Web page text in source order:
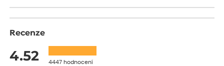
Recenze
4.52 4447 hodnocení